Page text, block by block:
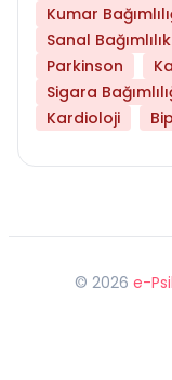
Kumar
Sanal Bağımlılık
Parkinson
Sigara
Kardioloji
© 2026 e-